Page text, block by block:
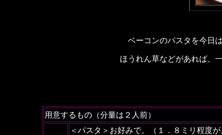
ベーコンのパスタを今日
ほうれん草などがあれば、
用意するもの（分量は２人前）
＜パスタ＞お好みで。（１．８ミリ程度